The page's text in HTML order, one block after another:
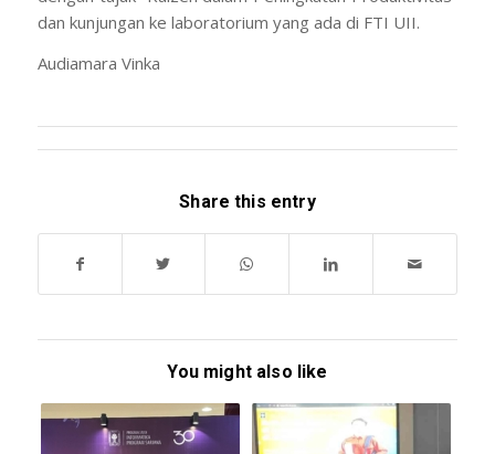
dan kunjungan ke laboratorium yang ada di FTI UII.
Audiamara Vinka
Share this entry
You might also like